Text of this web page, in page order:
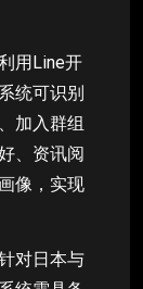
利用Line开
统可识别
加入群组
、资讯阅
像，实现
针对日本与